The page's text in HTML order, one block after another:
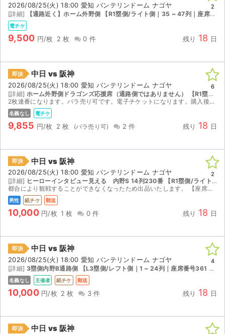
2026/08/25(火) 18:00 愛知 バンテリンドーム ナゴヤ
[詳細] 【通路近く】ホーム外野側 【R1塁側/ライト側｜35 ~ 47列｜座席番号601 ~ 620】
電チケ
9,500 円/枚 2 枚 0 件 残り 18 日
2
即決 中日 vs 阪神
2026/08/25(火) 18:00 愛知 バンテリンドーム ナゴヤ
[詳細] ホーム外野側ドラゴンズ応援席（通路側ではありません） 【R1塁側/ライト側｜35 ~ 47列｜座席番号621 ~ 640】
2枚連番になります。バラ売り可です。電子チケットになります。購入後URLリンクを送信いたします。
名義なし 電チケ
9,855 円/枚 2 枚 2 件 残り 18 日
6
即決 中日 vs 阪神
2026/08/25(火) 18:00 愛知 バンテリンドーム ナゴヤ
[詳細] ヒーローインタビュー見える 内野S 14列230番 【R1塁側/ライト側｜1 ~ 24列｜座席番号221 ~ 240】
都合により観戦することができなくなったため出品いたします。 【座席情報】 1塁側 内野指定席 見やすく出入りもしやすいお席です。 取引確定後のキャンセルはお受けできません。 迅速で丁寧な対応...
男性 紙チケ 郵送
10,000 円/枚 1 枚 0 件 残り 18 日
2
即決 中日 vs 阪神
2026/08/25(火) 18:00 愛知 バンテリンドーム ナゴヤ
[詳細] 3塁側内野B通路側 【L3塁側/レフト側｜1 ~ 24列｜座席番号361 ~ 380】
名義なし 主催者 紙チケ 郵送
10,000 円/枚 2 枚 3 件 残り 18 日
4
即決 中日 vs 阪神